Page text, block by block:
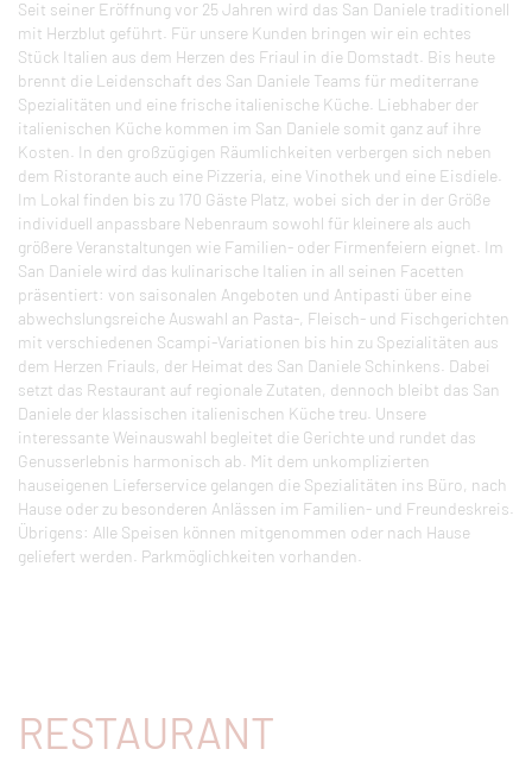
Seit seiner Eröffnung vor 25 Jahren wird das San Daniele traditionell
mit Herzblut geführt. Für unsere Kunden bringen wir ein echtes
Stück Italien aus dem Herzen des Friaul in die Domstadt. Bis heute
brennt die Leidenschaft des San Daniele Teams für mediterrane
Spezialitäten und eine frische italienische Küche. Liebhaber der
italienischen Küche kommen im San Daniele somit ganz auf ihre
Kosten. In den großzügigen Räumlichkeiten verbergen sich neben
dem Ristorante auch eine Pizzeria, eine Vinothek und eine Eisdiele.
Im Lokal finden bis zu 170 Gäste Platz, wobei sich der in der Größe
individuell anpassbare Nebenraum sowohl für kleinere als auch
größere Veranstaltungen wie Familien- oder Firmenfeiern eignet. Im
San Daniele wird das kulinarische Italien in all seinen Facetten
präsentiert: von saisonalen Angeboten und Antipasti über eine
abwechslungsreiche Auswahl an Pasta-, Fleisch- und Fischgerichten
mit verschiedenen Scampi-Variationen bis hin zu Spezialitäten aus
dem Herzen Friauls, der Heimat des San Daniele Schinkens. Dabei
setzt das Restaurant auf regionale Zutaten, dennoch bleibt das San
Daniele der klassischen italienischen Küche treu. Unsere
interessante Weinauswahl begleitet die Gerichte und rundet das
Genusserlebnis harmonisch ab. Mit dem unkomplizierten
hauseigenen Lieferservice gelangen die Spezialitäten ins Büro, nach
Hause oder zu besonderen Anlässen im Familien- und Freundeskreis.
Übrigens: Alle Speisen können mitgenommen oder nach Hause
geliefert werden. Parkmöglichkeiten vorhanden.
RESTAURANT